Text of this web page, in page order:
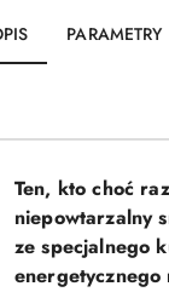
PARAMETRY
Ten, kto choć
niepowtarzalny
ze specjalnego
energetycznego